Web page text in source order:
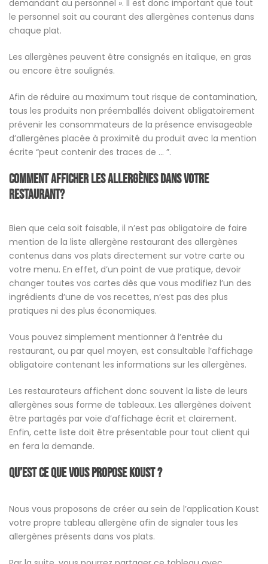
demandant au personnel ». Il est donc important que tout
le personnel soit au courant des allergènes contenus dans
chaque plat.
Les allergènes peuvent être consignés en italique, en gras
ou encore être soulignés.
Afin de réduire au maximum tout risque de contamination,
tous les produits non préemballés doivent obligatoirement
prévenir les consommateurs de la présence envisageable
d’allergènes placée à proximité du produit avec la mention
écrite “peut contenir des traces de … ”.
Comment afficher les allergènes dans votre
restaurant?
Bien que cela soit faisable, il n’est pas obligatoire de faire
mention de la liste allergène restaurant des allergènes
contenus dans vos plats directement sur votre carte ou
votre menu. En effet, d’un point de vue pratique, devoir
changer toutes vos cartes dès que vous modifiez l’un des
ingrédients d’une de vos recettes, n’est pas des plus
pratiques ni des plus économiques.
Vous pouvez simplement mentionner à l’entrée du
restaurant, ou par quel moyen, est consultable l’affichage
obligatoire contenant les informations sur les allergènes.
Les restaurateurs affichent donc souvent la liste de leurs
allergènes sous forme de tableaux. Les allergènes doivent
être partagés par voie d’affichage écrit et clairement.
Enfin, cette liste doit être présentable pour tout client qui
en fera la demande.
Qu’est ce que vous propose Koust ?
Nous vous proposons de créer au sein de l’application Koust
votre propre tableau allergène afin de signaler tous les
allergènes présents dans vos plats.